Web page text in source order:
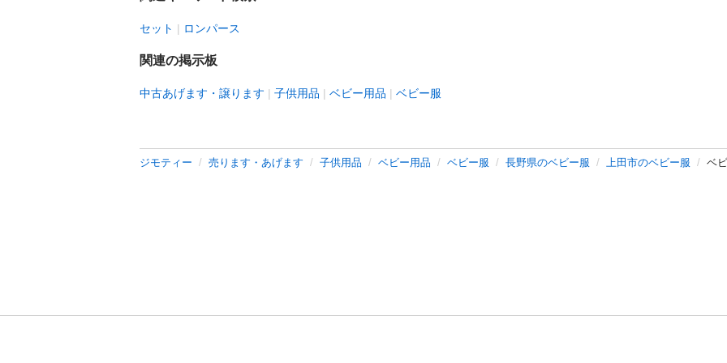
セット ロンパース
関連の掲示板
中古あげます・譲ります 子供用品 ベビー用品 ベビー服
ジモティー 売ります・あげます 子供用品 ベビー用品 ベビー服 長野県のベビー服 上田市のベビー服 ベ